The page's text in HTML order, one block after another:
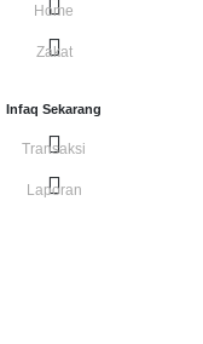
Home
Zakat
Infaq Sekarang
Transaksi
Laporan